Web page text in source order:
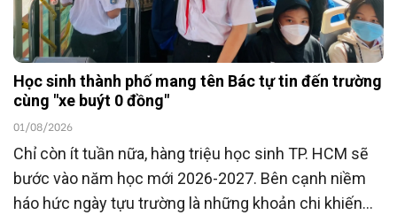
Học sinh thành phố mang tên Bác tự tin đến trường
cùng "xe buýt 0 đồng"
01/08/2026
Chỉ còn ít tuần nữa, hàng triệu học sinh TP. HCM sẽ
bước vào năm học mới 2026-2027. Bên cạnh niềm
háo hức ngày tựu trường là những khoản chi khiến